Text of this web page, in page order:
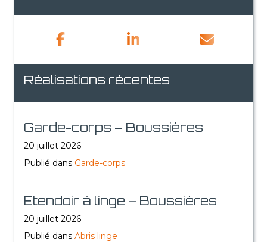
Réalisations récentes
Garde-corps – Boussières
20 juillet 2026
Publié dans Garde-corps
Etendoir à linge – Boussières
20 juillet 2026
Publié dans Abris linge